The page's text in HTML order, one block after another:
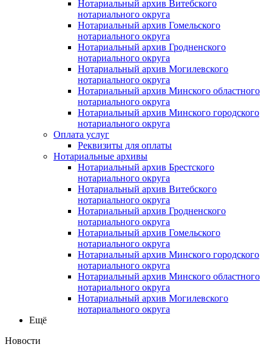
Нотариальный архив Витебского
нотариального округа
Нотариальный архив Гомельского
нотариального округа
Нотариальный архив Гродненского
нотариального округа
Нотариальный архив Могилевского
нотариального округа
Нотариальный архив Минского областного
нотариального округа
Нотариальный архив Минского городского
нотариального округа
Оплата услуг
Реквизиты для оплаты
Нотариальные архивы
Нотариальный архив Брестского
нотариального округа
Нотариальный архив Витебского
нотариального округа
Нотариальный архив Гродненского
нотариального округа
Нотариальный архив Гомельского
нотариального округа
Нотариальный архив Минского городского
нотариального округа
Нотариальный архив Минского областного
нотариального округа
Нотариальный архив Могилевского
нотариального округа
Ещё
Новости